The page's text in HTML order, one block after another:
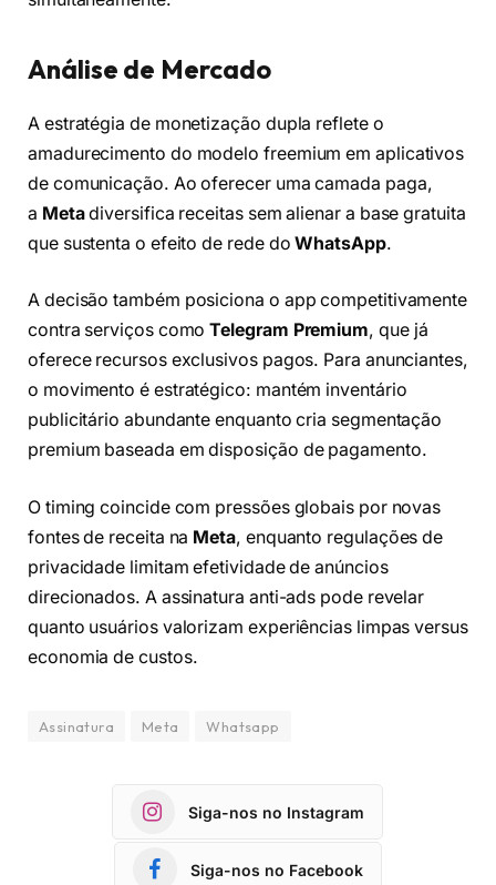
Análise de Mercado
A estratégia de monetização dupla reflete o
amadurecimento do modelo freemium em aplicativos
de comunicação. Ao oferecer uma camada paga,
a Metadiversifica receitas sem alienar a base gratuita
que sustenta o efeito de rede doWhatsApp.
A decisão também posiciona o app competitivamente
contra serviços comoTelegram Premium, que já
oferece recursos exclusivos pagos. Para anunciantes,
o movimento é estratégico: mantém inventário
publicitário abundante enquanto cria segmentação
premium baseada em disposição de pagamento.
O timing coincide com pressões globais por novas
fontes de receita na Meta, enquanto regulações de
privacidade limitam efetividade de anúncios
direcionados. A assinatura anti-ads pode revelar
quanto usuários valorizam experiências limpas versus
economia de custos.
Assinatura Meta Whatsapp
Siga-nos no Instagram
Siga-nos no Facebook